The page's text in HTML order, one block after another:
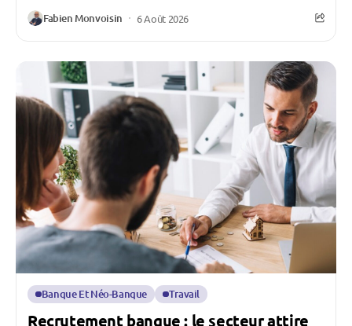
Fabien Monvoisin 6 Août 2026
Banque Et Néo-Banque Travail
Recrutement banque : le secteur attire